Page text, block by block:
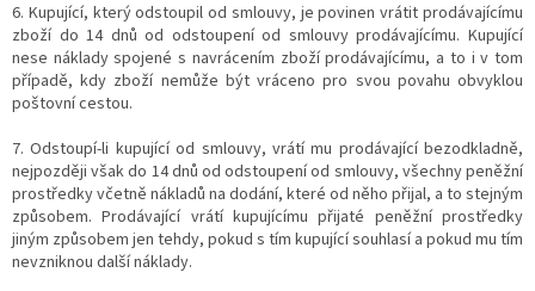
6. Kupující, který odstoupil od smlouvy, je povinen vrátit prodávajícímu
zboží do 14 dnů od odstoupení od smlouvy prodávajícímu. Kupující
nese náklady spojené s navrácením zboží prodávajícímu, a to i v tom
případě, kdy zboží nemůže být vráceno pro svou povahu obvyklou
poštovní cestou.
7. Odstoupí-li kupující od smlouvy, vrátí mu prodávající bezodkladně,
nejpozději však do 14 dnů od odstoupení od smlouvy, všechny peněžní
prostředky včetně nákladů na dodání, které od něho přijal, a to stejným
způsobem. Prodávající vrátí kupujícímu přijaté peněžní prostředky
jiným způsobem jen tehdy, pokud s tím kupující souhlasí a pokud mu tím
nevzniknou další náklady.